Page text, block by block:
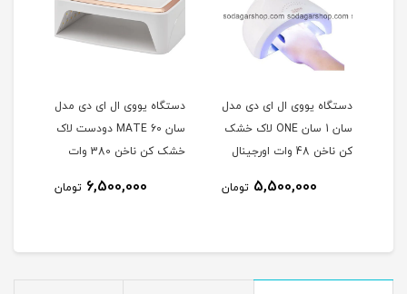
دستگاه یووی ال ای دی مدل
سان 1 سان ONE لاک خشک
کن ناخن 48 وات اورجینال
5,500,000 تومان
دستگاه یووی ال ای دی مدل
سان MATE 60 دودست لاک
خشک کن ناخن 380 وات
6,500,000 تومان